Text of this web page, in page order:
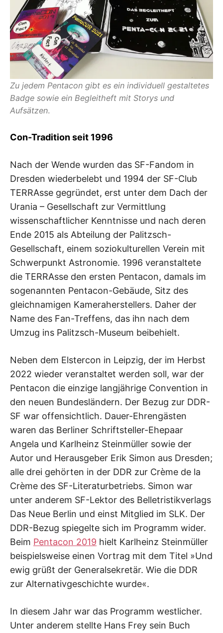
Zu jedem Pentacon gibt es ein individuell gestaltetes
Badge sowie ein Begleitheft mit Storys und
Aufsätzen.
Con-Tradition seit 1996
Nach der Wende wurden das SF-Fandom in
Dresden wiederbelebt und 1994 der SF-Club
TERRAsse gegründet, erst unter dem Dach der
Urania – Gesellschaft zur Vermittlung
wissenschaftlicher Kenntnisse und nach deren
Ende 2015 als Abteilung der Palitzsch-
Gesellschaft, einem soziokulturellen Verein mit
Schwerpunkt Astronomie. 1996 veranstaltete
die TERRAsse den ersten Pentacon, damals im
sogenannten Pentacon-Gebäude, Sitz des
gleichnamigen Kameraherstellers. Daher der
Name des Fan-Treffens, das ihn nach dem
Umzug ins Palitzsch-Museum beibehielt.
Neben dem Elstercon in Leipzig, der im Herbst
2022 wieder veranstaltet werden soll, war der
Pentacon die einzige langjährige Convention in
den neuen Bundesländern. Der Bezug zur DDR-
SF war offensichtlich. Dauer-Ehrengästen
waren das Berliner Schriftsteller-Ehepaar
Angela und Karlheinz Steinmüller sowie der
Autor und Herausgeber Erik Simon aus Dresden;
alle drei gehörten in der DDR zur Crème de la
Crème des SF-Literaturbetriebs. Simon war
unter anderem SF-Lektor des Belletristikverlags
Das Neue Berlin und einst Mitglied im SLK. Der
DDR-Bezug spiegelte sich im Programm wider.
Beim Pentacon 2019 hielt Karlheinz Steinmüller
beispielsweise einen Vortrag mit dem Titel »Und
ewig grüßt der Generalsekretär. Wie die DDR
zur Alternativgeschichte wurde«.
In diesem Jahr war das Programm westlicher.
Unter anderem stellte Hans Frey sein Buch